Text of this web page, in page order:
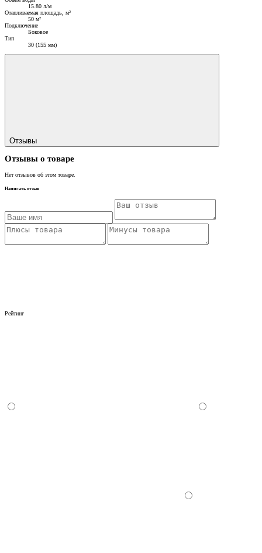
15.80 л/м
Отапливаемая площадь, м²
50 м²
Подключение
Боковое
Тип
30 (155 мм)
Отзывы
Отзывы о товаре
Нет отзывов об этом товаре.
Написать отзыв
Рейтинг